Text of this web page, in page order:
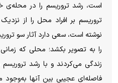
است، رشد تروریسم را در محله‌ی
تروریسم بر افراد محل را از
نوشته است، سعی دارد آثار سو
را به تصویر بکشد؛ محلی که
زندگی می‌کردند و با رشد
فاصله‌ای عجیبی بین آنها